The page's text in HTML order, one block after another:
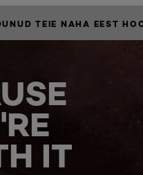
TEIE NAHA EEST
IT